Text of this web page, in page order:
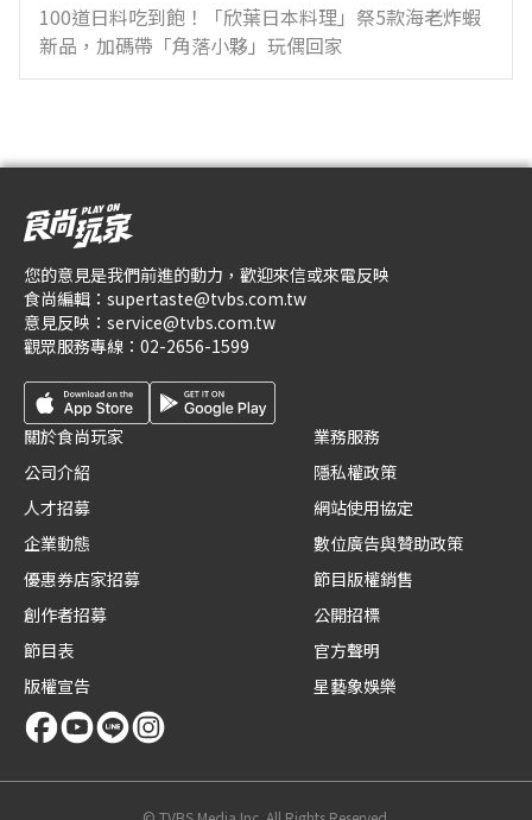
100道日料吃到飽！「欣葉日本料理」祭5款海老炸蝦
新品，加碼帶「角落小夥」玩偶回家
您的意見是我們前進的動力，歡迎來信或來電反映
食尚編輯： supertaste@tvbs.com.tw
意見反映： service@tvbs.com.tw
觀眾服務專線： 02-2656-1599
關於食尚玩家
公司介紹
人才招募
企業動態
優惠券店家招募
創作者招募
節目表
版權宣告
業務服務
隱私權政策
網站使用協定
數位廣告與贊助政策
節目版權銷售
公開招標
官方聲明
星藝象娛樂